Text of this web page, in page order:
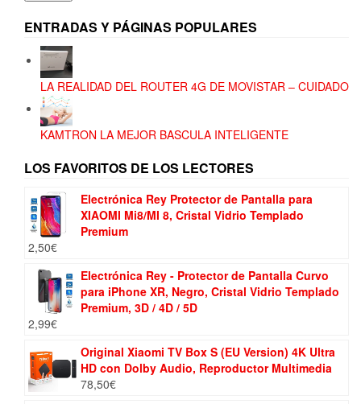
ENTRADAS Y PÁGINAS POPULARES
LA REALIDAD DEL ROUTER 4G DE MOVISTAR – CUIDADO
KAMTRON LA MEJOR BASCULA INTELIGENTE
LOS FAVORITOS DE LOS LECTORES
Electrónica Rey Protector de Pantalla para
XIAOMI Mi8/MI 8, Cristal Vidrio Templado
Premium
2,50€
Electrónica Rey - Protector de Pantalla Curvo
para iPhone XR, Negro, Cristal Vidrio Templado
Premium, 3D / 4D / 5D
2,99€
Original Xiaomi TV Box S (EU Version) 4K Ultra
HD con Dolby Audio, Reproductor Multimedia
78,50€